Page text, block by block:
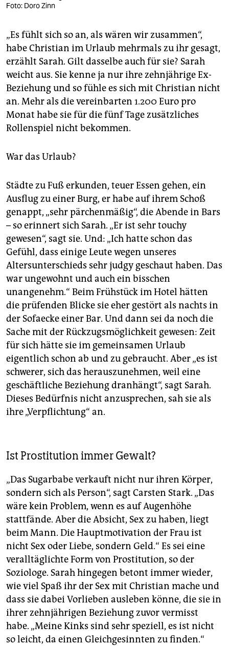
Foto: Doro Zinn
„Es fühlt sich so an, als wären wir zusammen“,
habe Christian im Urlaub mehrmals zu ihr gesagt,
erzählt Sarah. Gilt dasselbe auch für sie? Sarah
weicht aus. Sie kenne ja nur ihre zehnjährige Ex-
Beziehung und so fühle es sich mit Christian nicht
an. Mehr als die vereinbarten 1.200 Euro pro
Monat habe sie für die fünf Tage zusätzliches
Rollenspiel nicht bekommen.
War das Urlaub?
Städte zu Fuß erkunden, teuer Essen gehen, ein
Ausflug zu einer Burg, er habe auf ihrem Schoß
genappt, „sehr pärchenmäßig“, die Abende in Bars
– so erinnert sich Sarah. „Er ist sehr touchy
gewesen“, sagt sie. Und: „Ich hatte schon das
Gefühl, dass einige Leute wegen unseres
Altersunterschieds sehr judgy geschaut haben. Das
war ungewohnt und auch ein bisschen
unangenehm.“ Beim Frühstück im Hotel hätten
die prüfenden Blicke sie eher gestört als nachts in
der Sofaecke einer Bar. Und dann sei da noch die
Sache mit der Rückzugsmöglichkeit gewesen: Zeit
für sich hätte sie im gemeinsamen Urlaub
eigentlich schon ab und zu gebraucht. Aber „es ist
schwerer, sich das herauszunehmen, weil eine
geschäftliche Beziehung dranhängt“, sagt Sarah.
Dieses Bedürfnis nicht anzusprechen, sah sie als
ihre „Verpflichtung“ an.
Ist Prostitution immer Gewalt?
„Das Sugarbabe verkauft nicht nur ihren Körper,
sondern sich als Person“, sagt Carsten Stark. „Das
wäre kein Problem, wenn es auf Augenhöhe
stattfände. Aber die Absicht, Sex zu haben, liegt
beim Mann. Die Hauptmotivation der Frau ist
nicht Sex oder Liebe, sondern Geld.“ Es sei eine
veralltäglichte Form von Prostitution, so der
Soziologe. Sarah hingegen betont immer wieder,
wie viel Spaß ihr der Sex mit Christian mache und
dass sie dabei Vorlieben ausleben könne, die sie in
ihrer zehnjährigen Beziehung zuvor vermisst
habe. „Meine Kinks sind sehr speziell, es ist nicht
so leicht, da einen Gleichgesinnten zu finden.“